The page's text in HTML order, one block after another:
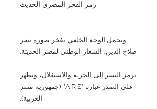
رمز الفخر المصري الحديث
ويحمل الوجه الخلفي بفخر صورة نسر
صلاح الدين، الشعار الوطني لمصر الحديثة.
يرمز النسر إلى الحرية والاستقلال، وتظهر
على الصدر عبارة "A·R·E" (جمهورية مصر
العربية).